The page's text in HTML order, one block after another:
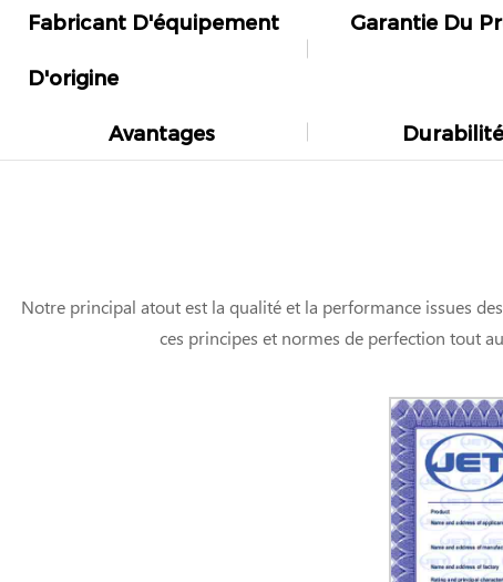
Fabricant D'équipement
D'origine
Garantie Du
Avantages Durabilité
Notre principal atout est la qualité et la performance issues
ces principes et normes de perfection tout